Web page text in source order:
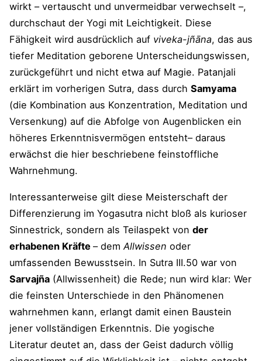
wirkt – vertauscht und unvermeidbar verwechselt –,
durchschaut der Yogi mit Leichtigkeit. Diese
Fähigkeit wird ausdrücklich auf viveka-jñāna, das aus
tiefer Meditation geborene Unterscheidungswissen,
zurückgeführt und nicht etwa auf Magie. Patanjali
erklärt im vorherigen Sutra, dass durch Samyama
(die Kombination aus Konzentration, Meditation und
Versenkung) auf die Abfolge von Augenblicken ein
höheres Erkenntnisvermögen entsteht– daraus
erwächst die hier beschriebene feinstoffliche
Wahrnehmung.
Interessanterweise gilt diese Meisterschaft der
Differenzierung im Yogasutra nicht bloß als kurioser
Sinnestrick, sondern als Teilaspekt von der
erhabenen Kräfte – demAllwissen oder
umfassenden Bewusstsein. In Sutra III.50 war von
Sarvajña (Allwissenheit) die Rede; nun wird klar: Wer
die feinsten Unterschiede in den Phänomenen
wahrnehmen kann, erlangt damit einen Baustein
jener vollständigen Erkenntnis. Die yogische
Literatur deutet an, dass der Geist dadurch völlig